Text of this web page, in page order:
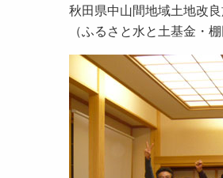
秋田県中山間地域土地改
（ふるさと水と土基金・棚